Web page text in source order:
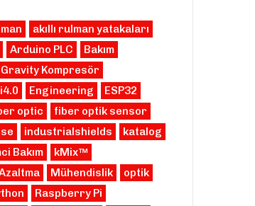
akıllı rulman yatakaları
Arduino PLC
Bakım
Kompresör
Engineering
ESP32
optic
fiber optik sensor
industrialshields
katalog
Bakım
kMix™
Mühendislik
optik
Raspberry Pi